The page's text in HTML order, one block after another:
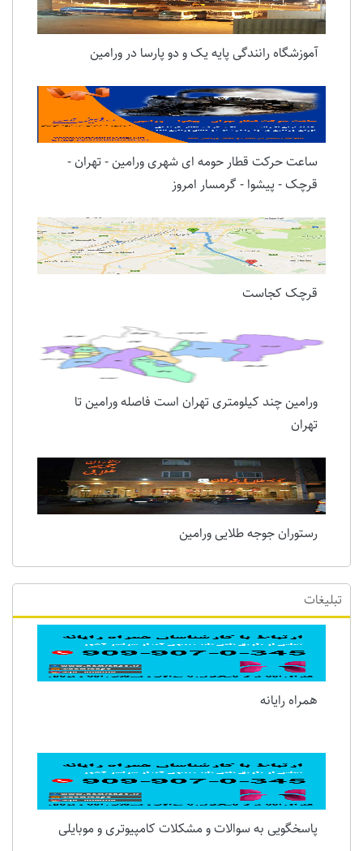
پر بازدیدترین ها
آموزشگاه رانندگی پایه یک و دو پارسا در ورامین
ساعت حرکت قطار حومه ای شهری ورامین - تهران -
قرچک - پیشوا - گرمسار امروز
قرچک کجاست
ورامین چند کیلومتری تهران است فاصله ورامین تا
رستوران جوجه طلایی ورامین
تبلیغات
همراه رایانه